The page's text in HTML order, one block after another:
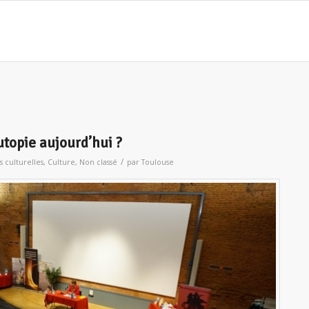
aujourd’hui ?
culturelles, Culture, Non classé / parToulouse